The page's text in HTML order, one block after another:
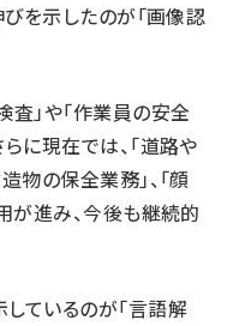
を示したのが「画像認
」や「作業員の安全
に現在では、「道路や
物の保全業務」、「顔
が進み、今後も継続的
ているのが「言語解